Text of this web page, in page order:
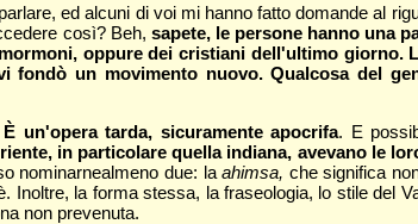
ed alcuni di voi mi hanno fatto domande al
così? Beh, sapete, le persone hanno una
oppure dei cristiani dell'ultimo
un movimento nuovo. Qualcosa del
un'opera tarda, sicuramente apocrifa. E
in particolare quella indiana, avevano le
nominarnealmeno due: laahimsa, che significa
la forma stessa, la fraseologia, lo stile del
non prevenuta.